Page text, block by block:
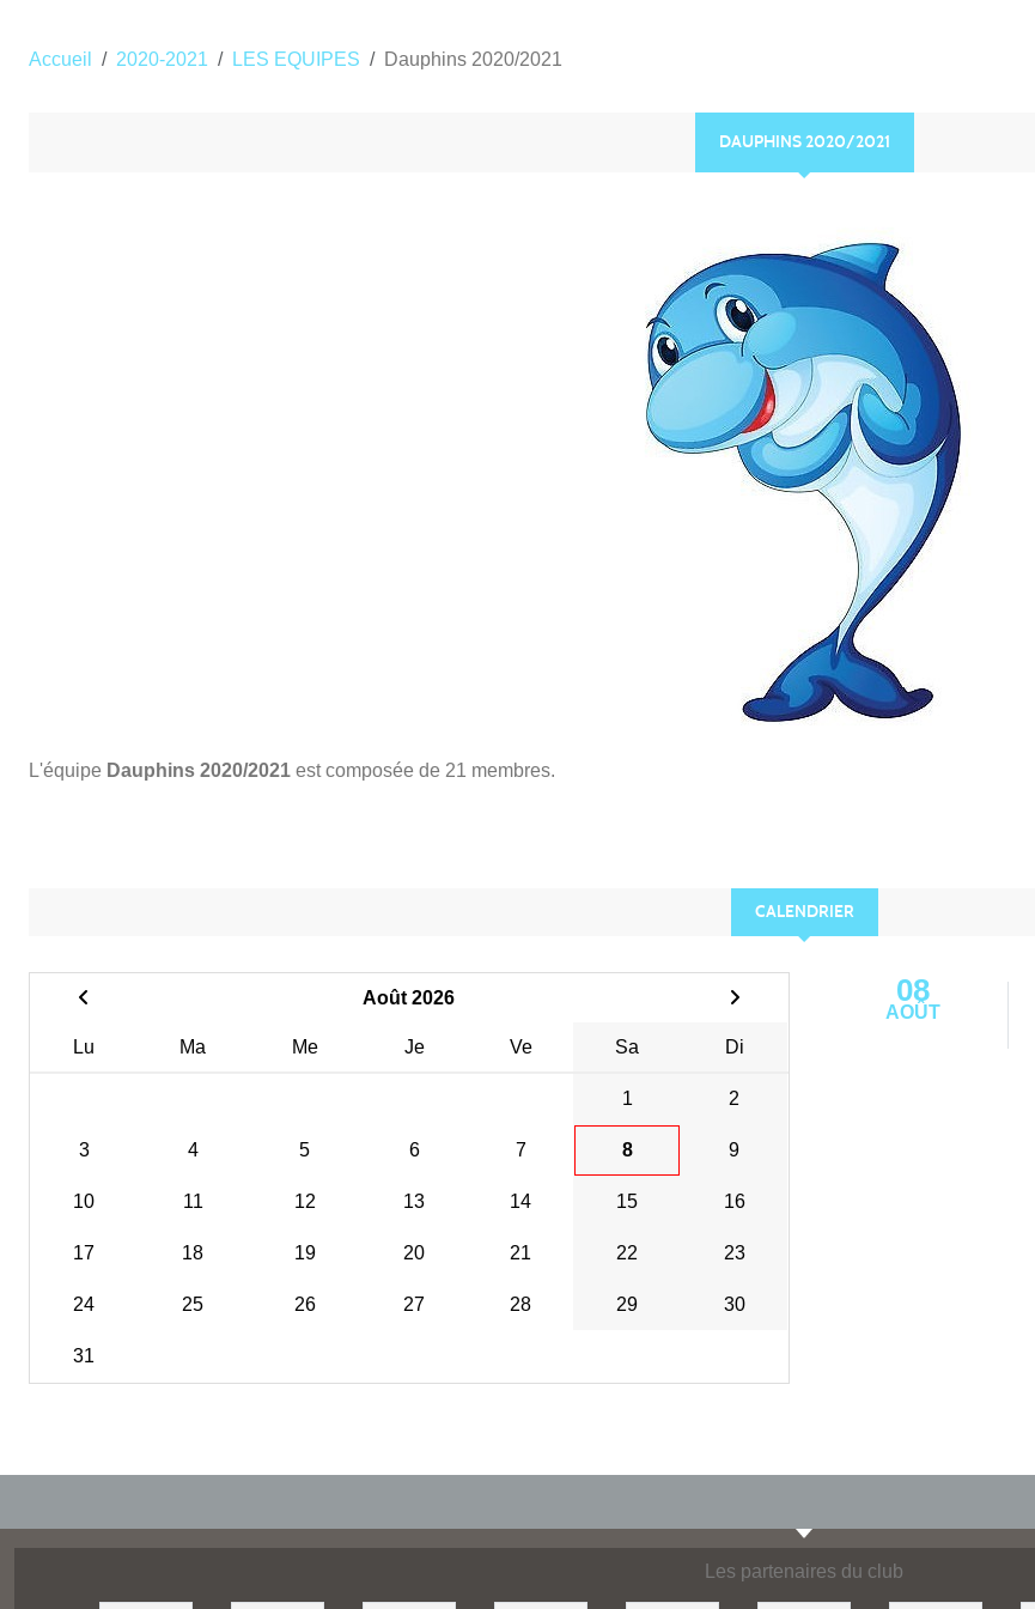
Accueil 2020-2021 LES EQUIPES Dauphins 2020/2021
DAUPHINS 2020/2021
L'équipe Dauphins 2020/2021 est composée de 21 membres.
CALENDRIER
Août 2026
Lu Ma Me Je Ve Sa Di
1 2
3 4 5 6 7 8 9
10 11 12 13 14 15 16
17 18 19 20 21 22 23
24 25 26 27 28 29 30
31
08
AOÛT
Les partenaires du club